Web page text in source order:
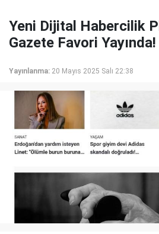
Yeni Dijital Habercilik
Gazete Favori Yayında!
Yayınlanma: 20 Mayıs 2025 Salı 22:38